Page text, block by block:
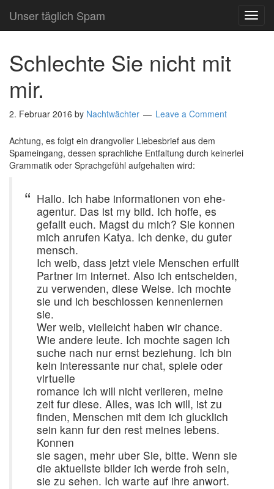
Unser täglich Spam
Schlechte Sie nicht mit
mir.
2. Februar 2016 by Nachtwächter Leave a Comment
Achtung, es folgt ein drangvoller Liebesbrief aus dem
Spameingang, dessen sprachliche Entfaltung durch keinerlei
Grammatik oder Sprachgefühl aufgehalten wird:
Hallo. Ich habe informationen von ehe-
agentur. Das ist my bild. Ich hoffe, es
gefallt euch. Magst du mich? Sie konnen
mich anrufen Katya. Ich denke, du guter
mensch.
Ich weib, dass jetzt viele Menschen erfullt
Partner im internet. Also ich entscheiden,
zu verwenden, diese Weise. Ich mochte
sie und ich beschlossen kennenlernen
sie.
Wer weib, vielleicht haben wir chance.
Wie andere leute. Ich mochte sagen ich
suche nach nur ernst beziehung. Ich bin
kein interessante nur chat, spiele oder
virtuelle
romance Ich will nicht verlieren, meine
zeit fur diese. Alles, was ich will, ist zu
finden, Menschen mit dem ich glucklich
sein kann fur den rest meines lebens.
Konnen
sie sagen, mehr uber Sie, bitte. Wenn sie
die aktuellste bilder ich werde froh sein,
sie zu sehen. Ich warte auf ihre anwort.